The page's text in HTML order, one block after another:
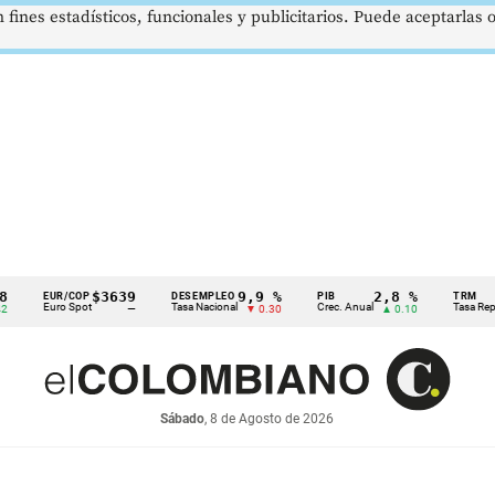
COP
Spot
$3639
—
DESEMPLEO
Tasa Nacional
9,9 %
▼ 0.30
PIB
Crec. Anual
2,8 %
▲ 0.10
TRM
Tasa Rep. Moneda
Sábado, 8 de Agosto de 2026
estadísticos, funcionales y publicitarios. Puede aceptarlas